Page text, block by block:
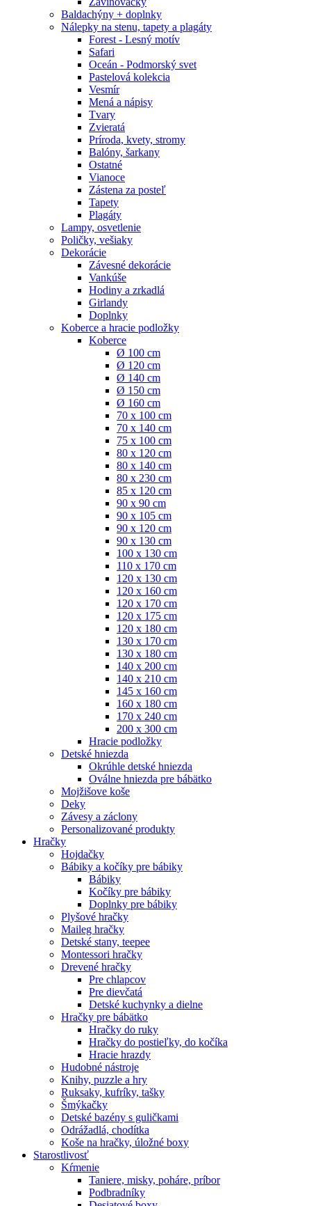
Baldachýny + doplnky
Nálepky na stenu, tapety a plagáty
Forest - Lesný motív
Safari
Oceán - Podmorský svet
Pastelová kolekcia
Vesmír
Mená a nápisy
Tvary
Zvieratá
Príroda, kvety, stromy
Balóny, šarkany
Ostatné
Vianoce
Zástena za posteľ
Tapety
Plagáty
Lampy, osvetlenie
Poličky, vešiaky
Dekorácie
Závesné dekorácie
Vankúše
Hodiny a zrkadlá
Girlandy
Doplnky
Koberce a hracie podložky
Koberce
Ø 100 cm
Ø 120 cm
Ø 140 cm
Ø 150 cm
Ø 160 cm
70 x 100 cm
70 x 140 cm
75 x 100 cm
80 x 120 cm
80 x 140 cm
80 x 230 cm
85 x 120 cm
90 x 90 cm
90 x 105 cm
90 x 120 cm
90 x 130 cm
100 x 130 cm
110 x 170 cm
120 x 130 cm
120 x 160 cm
120 x 170 cm
120 x 175 cm
120 x 180 cm
130 x 170 cm
130 x 180 cm
140 x 200 cm
140 x 210 cm
145 x 160 cm
160 x 180 cm
170 x 240 cm
200 x 300 cm
Hracie podložky
Detské hniezda
Okrúhle detské hniezda
Oválne hniezda pre bábätko
Mojžišove koše
Deky
Závesy a záclony
Personalizované produkty
Hračky
Hojdačky
Bábiky a kočíky pre bábiky
Bábiky
Kočíky pre bábiky
Doplnky pre bábiky
Plyšové hračky
Maileg hračky
Detské stany, teepee
Montessori hračky
Drevené hračky
Pre chlapcov
Pre dievčatá
Detské kuchynky a dielne
Hračky pre bábätko
Hračky do ruky
Hračky do postieľky, do kočíka
Hracie hrazdy
Hudobné nástroje
Knihy, puzzle a hry
Ruksaky, kufríky, tašky
Šmýkačky
Detské bazény s guličkami
Odrážadlá, chodítka
Koše na hračky, úložné boxy
Starostlivosť
Kŕmenie
Taniere, misky, poháre, príbor
Podbradníky